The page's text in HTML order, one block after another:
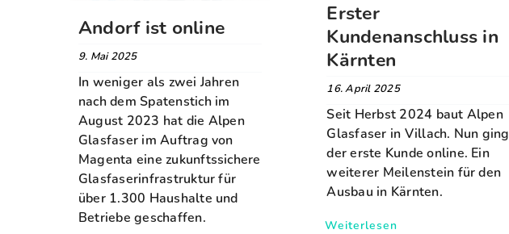
Andorf ist online
9. Mai 2025
In weniger als zwei Jahren
nach dem Spatenstich im
August 2023 hat die Alpen
Glasfaser im Auftrag von
Magenta eine zukunftssichere
Glasfaserinfrastruktur für
über 1.300 Haushalte und
Betriebe geschaffen.
Erster
Kundenanschluss in
Kärnten
16. April 2025
Seit Herbst 2024 baut Alpen
Glasfaser in Villach. Nun ging
der erste Kunde online. Ein
weiterer Meilenstein für den
Ausbau in Kärnten.
Weiterlesen